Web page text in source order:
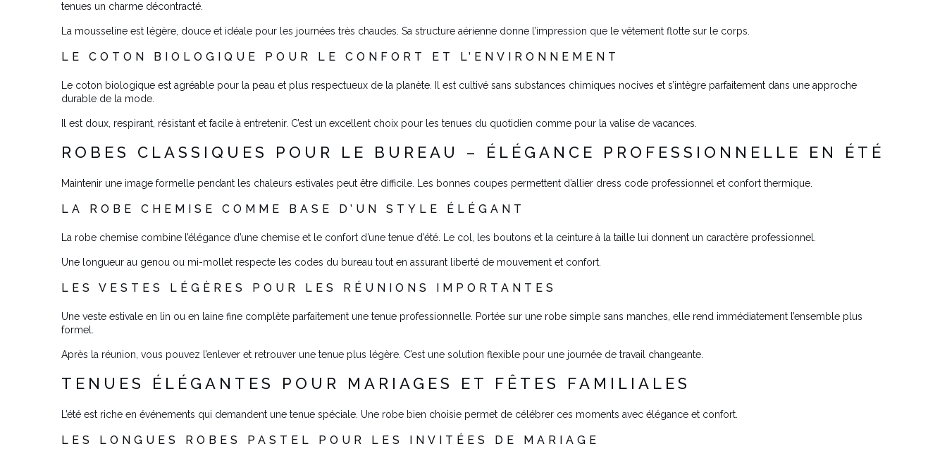
tenues un charme décontracté.
La mousseline est légère, douce et idéale pour les journées très chaudes. Sa structure aérienne donne l’impression que le vêtement flotte sur le corps.
LE COTON BIOLOGIQUE POUR LE CONFORT ET L’ENVIRONNEMENT
Le coton biologique est agréable pour la peau et plus respectueux de la planète. Il est cultivé sans substances chimiques nocives et s’intègre parfaitement dans une approche
durable de la mode.
Il est doux, respirant, résistant et facile à entretenir. C’est un excellent choix pour les tenues du quotidien comme pour la valise de vacances.
ROBES CLASSIQUES POUR LE BUREAU – ÉLÉGANCE PROFESSIONNELLE EN ÉTÉ
Maintenir une image formelle pendant les chaleurs estivales peut être difficile. Les bonnes coupes permettent d’allier dress code professionnel et confort thermique.
LA ROBE CHEMISE COMME BASE D’UN STYLE ÉLÉGANT
La robe chemise combine l’élégance d’une chemise et le confort d’une tenue d’été. Le col, les boutons et la ceinture à la taille lui donnent un caractère professionnel.
Une longueur au genou ou mi-mollet respecte les codes du bureau tout en assurant liberté de mouvement et confort.
LES VESTES LÉGÈRES POUR LES RÉUNIONS IMPORTANTES
Une veste estivale en lin ou en laine fine complète parfaitement une tenue professionnelle. Portée sur une robe simple sans manches, elle rend immédiatement l’ensemble plus
formel.
Après la réunion, vous pouvez l’enlever et retrouver une tenue plus légère. C’est une solution flexible pour une journée de travail changeante.
TENUES ÉLÉGANTES POUR MARIAGES ET FÊTES FAMILIALES
L’été est riche en événements qui demandent une tenue spéciale. Une robe bien choisie permet de célébrer ces moments avec élégance et confort.
LES LONGUES ROBES PASTEL POUR LES INVITÉES DE MARIAGE